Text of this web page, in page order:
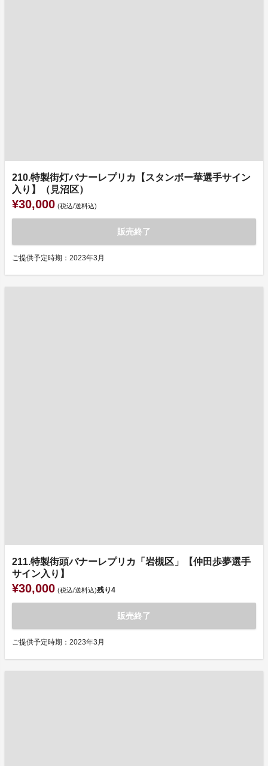
210.特製街灯バナーレプリカ【スタンボー華選手サイン
入り】（見沼区）
¥30,000 (税込/送料込)
販売終了
ご提供予定時期：2023年3月
211.特製街頭バナーレプリカ「岩槻区」【仲田歩夢選手
サイン入り】
¥30,000 (税込/送料込)残り4
販売終了
ご提供予定時期：2023年3月